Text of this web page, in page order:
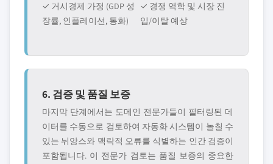
✓ 거시경제 가정 (GDP 성
장률, 인플레이션, 통화)
✓ 경쟁 역학 및 시장 진
입/이탈 예상
6. 검증 및 품질 보증
마지막 단계에서는 도메인 전문가들이 필터링된 데
이터를 수동으로 검토하여 자동화 시스템이 놀칠 수
있는 뉘앙스와 맥락적 오류를 식별하는 인간 검증이
포함됩니다. 이 전문가 검토는 품질 보증의 중요한